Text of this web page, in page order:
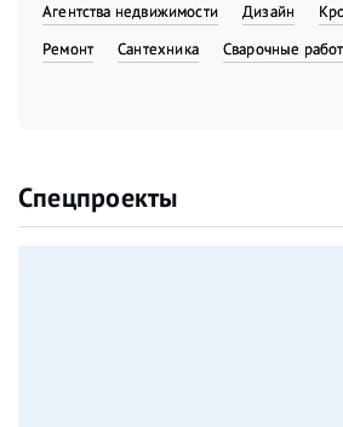
Агентства недвижимости Дизайн
Ремонт
Сантехника Сварочные
Спецпроекты